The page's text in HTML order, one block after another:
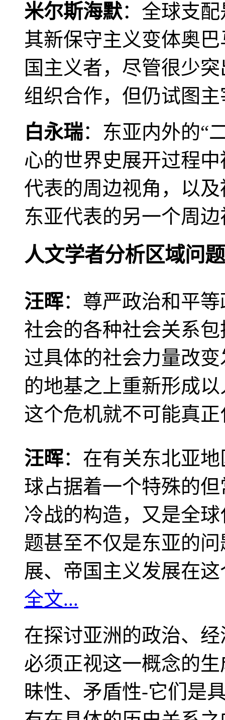
米尔斯海默：全球支
其新保守主义变体奥
国主义者，尽管很少
组织合作，但仍试图
白永瑞：东亚内外的“
心的世界史展开过程
代表的周边视角，以
东亚代表的另一个周
人文学者分析区域问题
汪晖：尊严政治和平
社会的各种社会关系
过具体的社会力量改
的地基之上重新形成
这个危机就不可能真
汪晖：在有关东北亚
球占据着一个特殊的
冷战的构造，又是全
题甚至不仅是东亚的
展、帝国主义发展在
全文...
在探讨亚洲的政治、
必须正视这一概念的
昧性、矛盾性-它们是